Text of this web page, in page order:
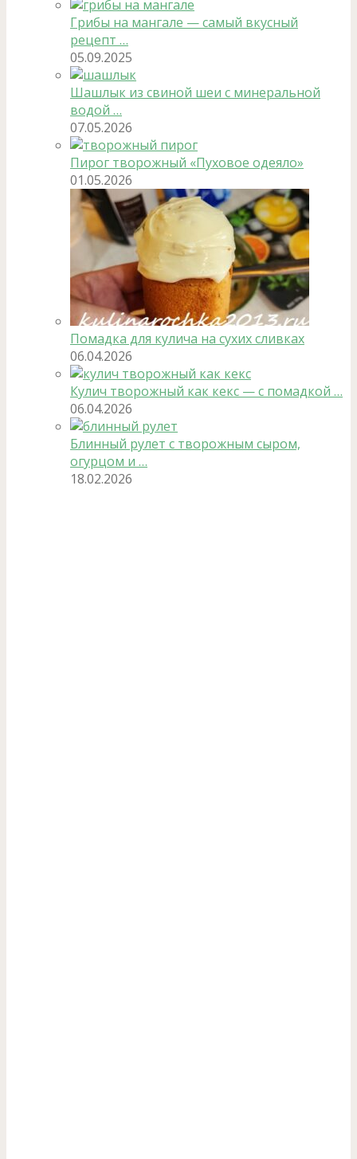
Грибы на мангале — самый вкусный
рецепт …
05.09.2025
Шашлык из свиной шеи с минеральной
водой …
07.05.2026
Пирог творожный «Пуховое одеяло»
01.05.2026
Помадка для кулича на сухих сливках
06.04.2026
Кулич творожный как кекс — с помадкой …
06.04.2026
Блинный рулет с творожным сыром,
огурцом и …
18.02.2026